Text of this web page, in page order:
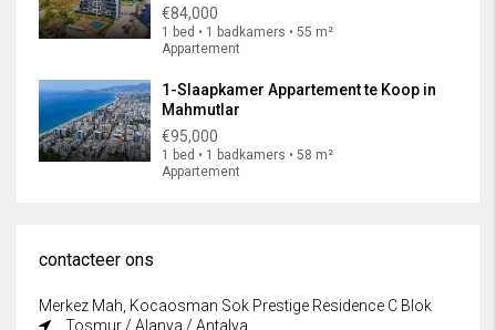
€84,000
1 bed • 1 badkamers • 55 m²
Appartement
1-Slaapkamer Appartement te Koop in
Mahmutlar
€95,000
1 bed • 1 badkamers • 58 m²
Appartement
contacteer ons
Merkez Mah, Kocaosman Sok Prestige Residence C Blok
Tosmur / Alanya / Antalya